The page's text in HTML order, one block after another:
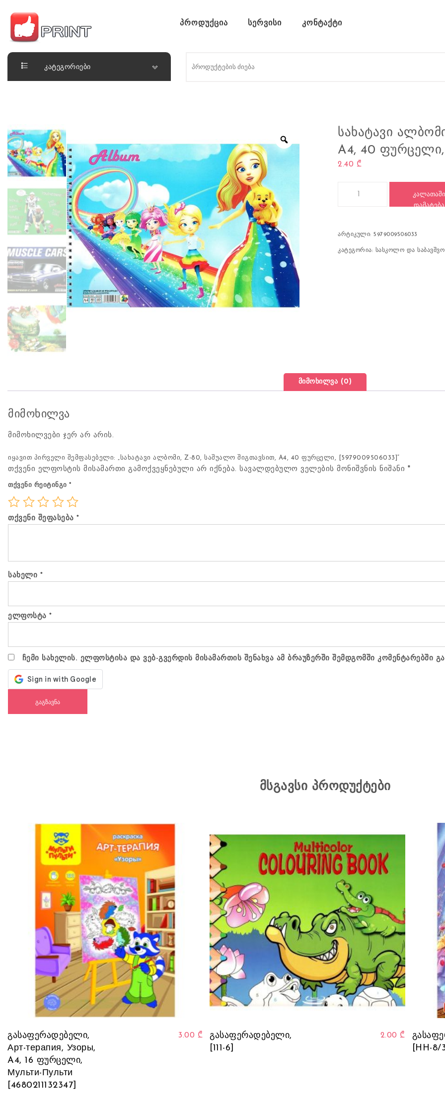
Skip to content
ლაიქ ფრინთ
პროდუქცია სერვისი კონტაქტი
კატეგორიები
ᲡᲐᲮᲐᲢᲐᲕᲘ
A4, 40 ᲤᲣᲠᲪᲔᲚᲘ,
2.40 ₾
ᲙᲐᲚᲐᲗᲐᲨᲘ
ᲓᲐᲛᲐᲢᲔᲑᲐ
არტიკული:5979009506033
კატეგორია: სასკოლო და
მიმოხილვა (0)
მიმოხილვა
მიმოხილვები ჯერ არ არის.
იყავით პირველი შემფასებელი: „სახატავი ალბომი, Z-80, საშუალო შიგთავსით, A4, 40 ფურცელი, [5979009506033]“
თქვენი ელფოსტის მისამართი გამოქვეყნებული არ იქნება. სავალდებულო ველების მონიშვნის ნიშანი *
თქვენი რეიტინგი *
თქვენი შეფასება *
სახელი *
ელფოსტა *
ჩემი სახელის. ელფოსტისა და ვებ-გვერდის მისამართის შენახვა ამ ბრაუზერში შემდგომში კომენტარებში
მსგავსი პროდუქტები
გასაფერადებელი,
Арт-терапия, Узоры,
A4, 16 ფურცელი,
Мульти-Пульти
[4680211132347]
3.00 ₾
გასაფერადებელი,
[111-6]
2.00 ₾
[HH-8/